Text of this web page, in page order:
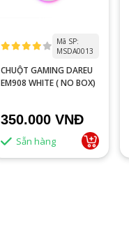
Mã SP:
MSDA0013
CHUỘT GAMING DAREU
EM908 WHITE ( NO BOX)
350.000 VNĐ
Sẵn hàng